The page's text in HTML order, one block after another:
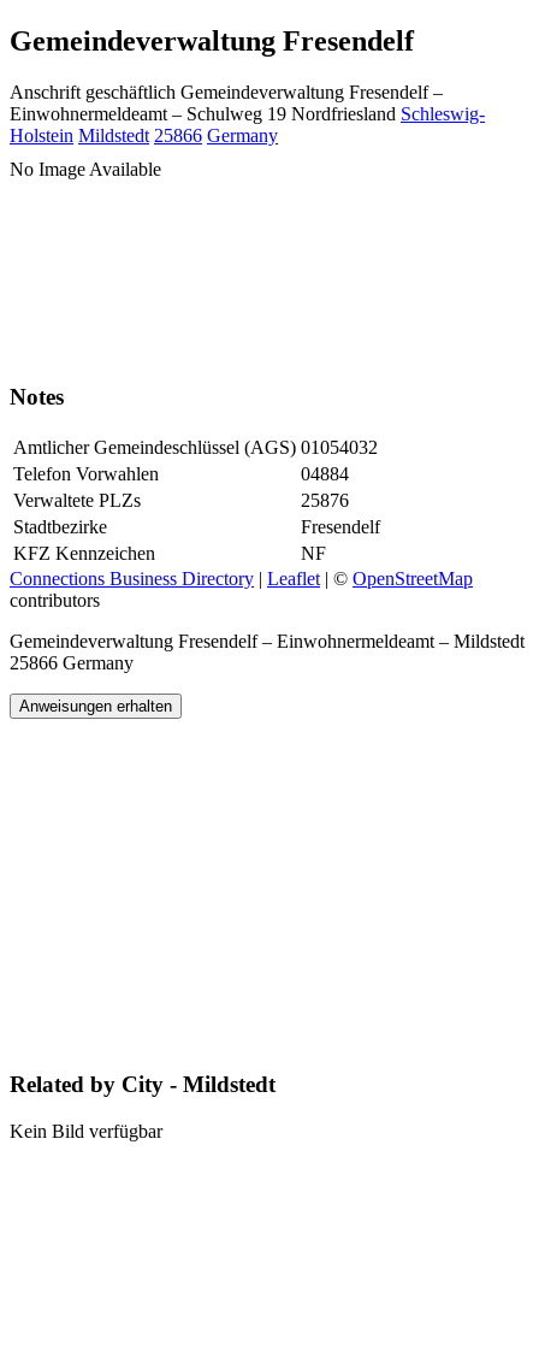
Gemeindeverwaltung Fresendelf
Anschrift geschäftlich Gemeindeverwaltung Fresendelf –
Einwohnermeldeamt – Schulweg 19 Nordfriesland Schleswig-
Holstein Mildstedt 25866 Germany
No Image Available
Notes
Amtlicher Gemeindeschlüssel (AGS) 01054032
Telefon Vorwahlen
04884
Verwaltete PLZs
25876
Stadtbezirke
Fresendelf
KFZ Kennzeichen
NF
Connections Business Directory | Leaflet | © OpenStreetMap
contributors
Gemeindeverwaltung Fresendelf – Einwohnermeldeamt – Mildstedt
25866 Germany
Anweisungen erhalten
Related by City - Mildstedt
Kein Bild verfügbar